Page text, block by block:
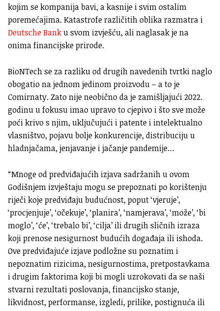
kojim se kompanija bavi, a kasnije i svim ostalim
poremećajima. Katastrofe različitih oblika razmatra i
Deutsche Banku svom izvješću, ali naglasak je na
onima financijske prirode.
BioNTech se za razliku od drugih navedenih tvrtki naglo
obogatio na jednom jedinom proizvodu – a to je
Comirnaty. Zato nije neobično da je zamišljajući 2022.
godinu u fokusu imao upravo to cjepivo i što sve može
poći krivo s njim, uključujući i patente i intelektualno
vlasništvo, pojavu bolje konkurencije, distribuciju u
hladnjačama, jenjavanje i jačanje pandemije…
“Mnoge od predviđajućih izjava sadržanih u ovom
Godišnjem izvještaju mogu se prepoznati po korištenju
riječi koje predviđaju budućnost, poput ‘vjeruje’,
‘procjenjuje’, ‘očekuje’, ‘planira’, ‘namjerava’, ‘može’, ‘bi
moglo’, ‘će’, ‘trebalo bi’, ‘cilja’ ili drugih sličnih izraza
koji prenose nesigurnost budućih događaja ili ishoda.
Ove predviđajuće izjave podložne su poznatim i
nepoznatim rizicima, nesigurnostima, pretpostavkama
i drugim faktorima koji bi mogli uzrokovati da se naši
stvarni rezultati poslovanja, financijsko stanje,
likvidnost, performanse, izgledi, prilike, postignuća ili